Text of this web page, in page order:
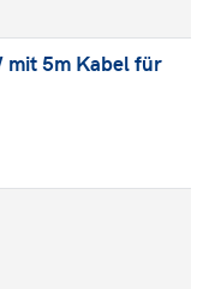
mit 5m Kabel für